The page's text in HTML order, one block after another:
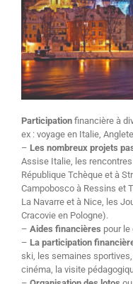
Participation financière à
ex : voyage en Italie,
– Les nombreux projets
Assise Italie, les
République Tchèque et à
Campobosco à Ressins et
La Navarre et à Nice, les
Cracovie en Pologne).
– Aides financières pour le
– La participation
ski, les semaines
cinéma, la visite